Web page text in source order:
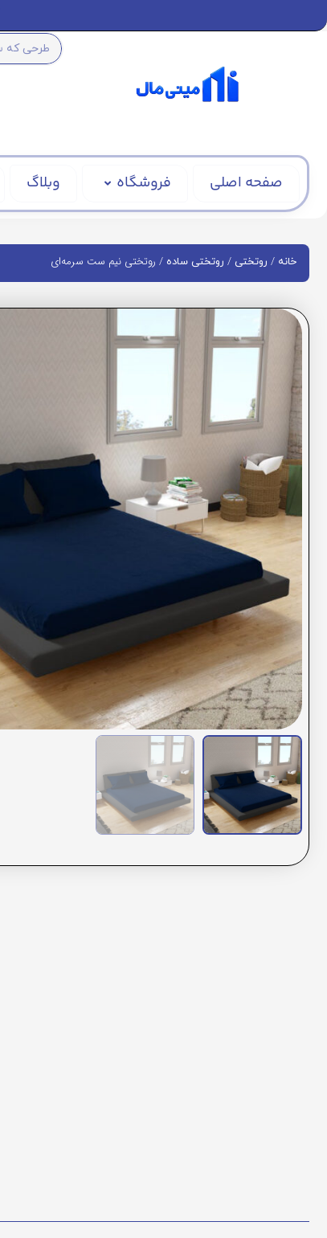
صفحه اصلی فروشگاه وبلاگ
خانه / روتختی / روتختی ساده / روتختی نیم ست سرمه‌ای